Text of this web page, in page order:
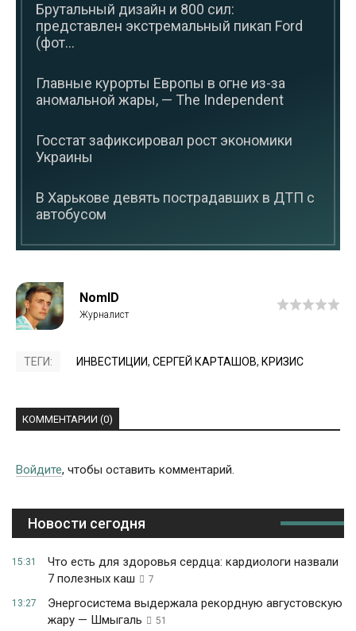
Брутальный дизайн и 800 сил:
представлен экстремальный пикап Ford
(фот...
Главные курорты Европы в огне из-за
аномальной жары, — The Independent
Госстат зафиксировал рост экономики
Украины
В Харькове девять пострадавших в ДТП с
автобусом
NomID
ТЕГИ: ИНВЕСТИЦИИ, СЕРГЕЙ КАРТАШОВ, КРИЗИС
КОММЕНТАРИИ (0)
Войдите, чтобы оставить комментарий.
Новости сегодня
15:31
Что есть для здоровья сердца: кардиологи назвали
7 полезных каш
7
13:27
Энергосистема выдержала рекордную августовскую
жару — Шмыгаль
51